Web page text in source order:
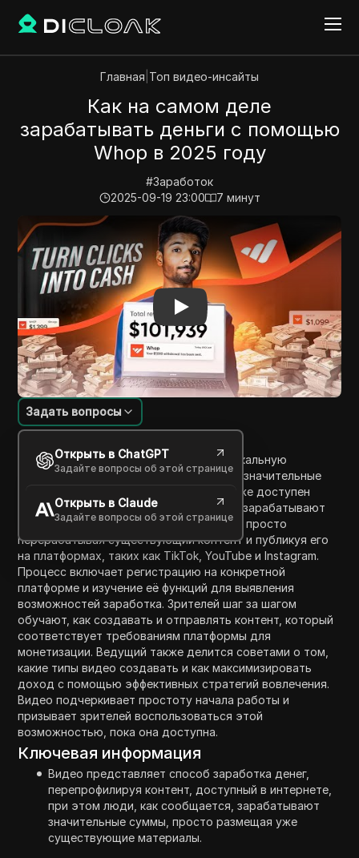
Главная Топ видео-инсайты
Как на самом деле
зарабатывать деньги с помощью
Whop в 2025 году
#Заработок
2025-09-19 23:00
7 минут
Play Video:Как на самом деле зарабатывать
Введение в содержание
Задать вопросы
Открыть в ChatGPT
Задайте вопросы об этой странице
Открыть в Claude
Задайте вопросы об этой странице
В этом видео ведущий раскрывает уникальную
возможность для людей зарабатывать значительные
доходы, используя контент, который уже доступен
онлайн. Видео подчеркивает, что люди зарабатывают
от 20 000 до 40 000 долларов в месяц, просто
перерабатывая существующий контент и публикуя его
на платформах, таких как TikTok, YouTube и Instagram.
Процесс включает регистрацию на конкретной
платформе и изучение её функций для выявления
возможностей заработка. Зрителей шаг за шагом
обучают, как создавать и отправлять контент, который
соответствует требованиям платформы для
монетизации. Ведущий также делится советами о том,
какие типы видео создавать и как максимизировать
доход с помощью эффективных стратегий вовлечения.
Видео подчеркивает простоту начала работы и
призывает зрителей воспользоваться этой
возможностью, пока она доступна.
Ключевая информация
Видео представляет способ заработка денег,
перепрофилируя контент, доступный в интернете,
при этом люди, как сообщается, зарабатывают
значительные суммы, просто размещая уже
существующие материалы.